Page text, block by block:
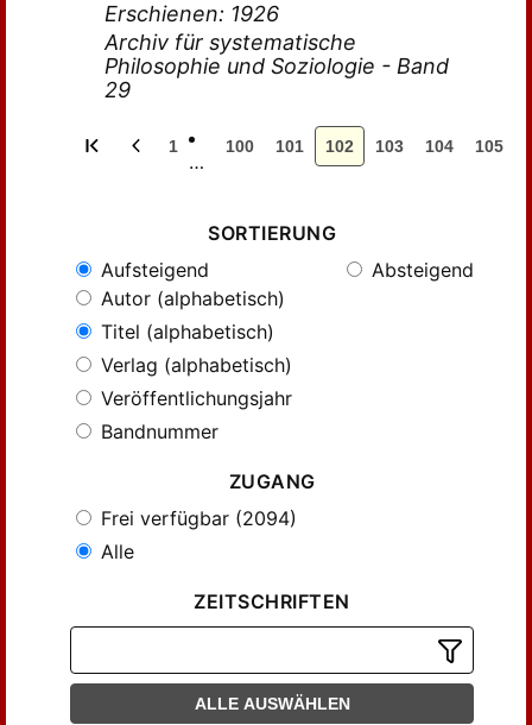
Erschienen: 1926
Archiv für systematische
Philosophie und Soziologie - Band
29
1
…
100 101 102 103 104 105
SORTIERUNG
Aufsteigend
Absteigend
Autor (alphabetisch)
Titel (alphabetisch)
Verlag (alphabetisch)
Veröffentlichungsjahr
Bandnummer
ZUGANG
Frei verfügbar (2094)
Alle
ZEITSCHRIFTEN
ALLE AUSWÄHLEN